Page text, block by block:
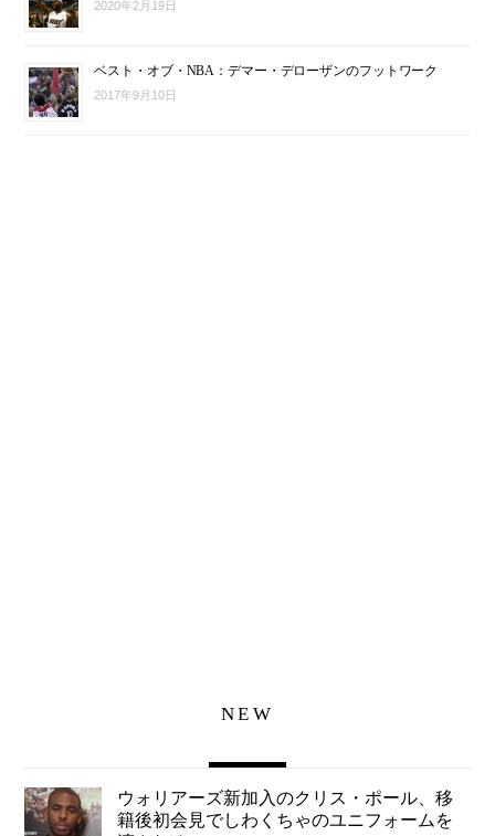
2020年2月19日
ベスト・オブ・NBA：デマー・デローザンのフットワーク
2017年9月10日
NEW
ウォリアーズ新加入のクリス・ポール、移
籍後初会見でしわくちゃのユニフォームを